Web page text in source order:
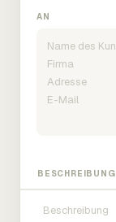
AN
BESCHREIBUNG